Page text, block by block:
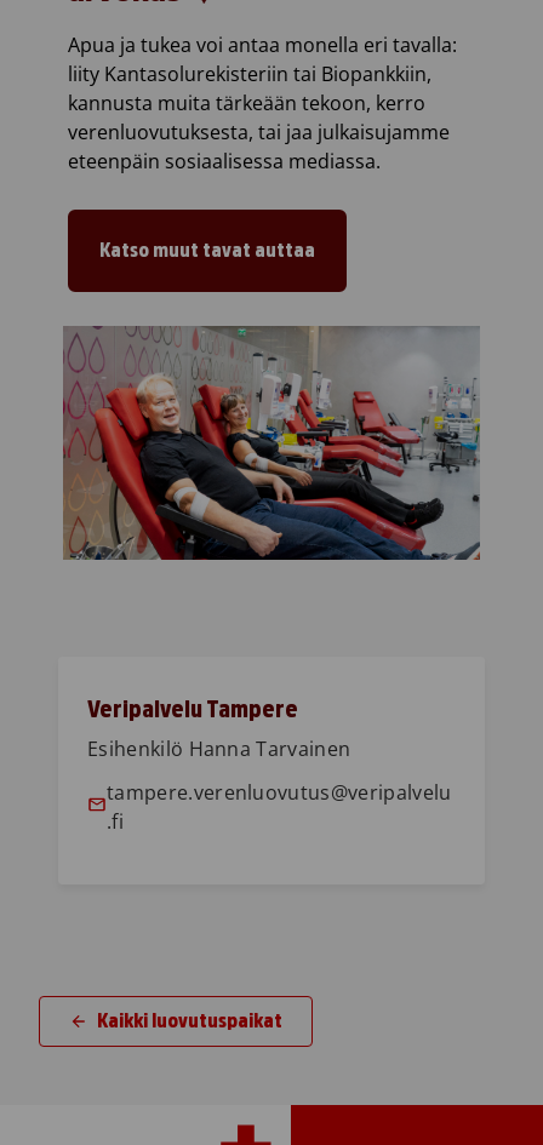
Apua ja tukea voi antaa monella eri tavalla:
liity Kantasolurekisteriin tai Biopankkiin,
kannusta muita tärkeään tekoon, kerro
verenluovutuksesta, tai jaa julkaisujamme
eteenpäin sosiaalisessa mediassa.
Katso muut tavat auttaa
Veripalvelu Tampere
Esihenkilö Hanna Tarvainen
tampere.verenluovutus@veripalvelu
.fi
Kaikki luovutuspaikat